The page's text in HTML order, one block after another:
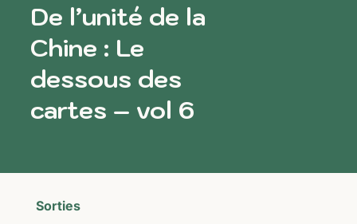
De l’unité de la
Chine : Le
dessous des
cartes – vol 6
Sorties